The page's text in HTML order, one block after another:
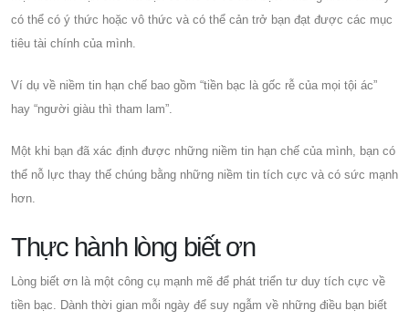
có thể có ý thức hoặc vô thức và có thể cản trở bạn đạt được các mục
tiêu tài chính của mình.
Ví dụ về niềm tin hạn chế bao gồm “tiền bạc là gốc rễ của mọi tội ác”
hay “người giàu thì tham lam”.
Một khi bạn đã xác định được những niềm tin hạn chế của mình, bạn có
thể nỗ lực thay thế chúng bằng những niềm tin tích cực và có sức mạnh
hơn.
Thực hành lòng biết ơn
Lòng biết ơn là một công cụ mạnh mẽ để phát triển tư duy tích cực về
tiền bạc. Dành thời gian mỗi ngày để suy ngẫm về những điều bạn biết